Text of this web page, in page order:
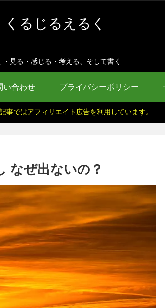
くるじるえるく
・見る・感じる・考える、そして書く
い合わせ プライバシーポリシー
事ではアフィリエイト広告を利用しています。
なぜ出ないの？